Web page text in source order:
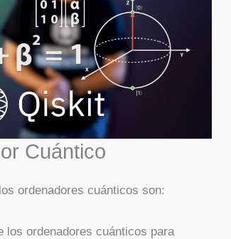
Cuántico
ordenadores cuánticos son:
los ordenadores cuánticos para